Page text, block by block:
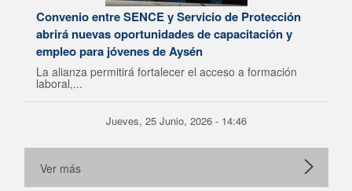
Convenio entre SENCE y Servicio de Protección
abrirá nuevas oportunidades de capacitación y
empleo para jóvenes de Aysén
La alianza permitirá fortalecer el acceso a formación
laboral,...
Jueves, 25 Junio, 2026 - 14:46
Ver más